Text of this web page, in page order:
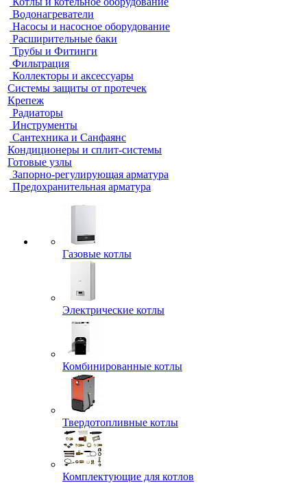
Водонагреватели
Насосы и насосное оборудование
Расширительные баки
Трубы и Фитинги
Фильтрация
Коллекторы и аксессуары
Системы защиты от протечек
Крепеж
Радиаторы
Инструменты
Сантехника и Санфаянс
Кондиционеры и сплит-системы
Готовые узлы
Запорно-регулирующая арматура
Предохранительная арматура
Газовые котлы
Электрические котлы
Комбинированные котлы
Твердотопливные котлы
Комплектующие для котлов